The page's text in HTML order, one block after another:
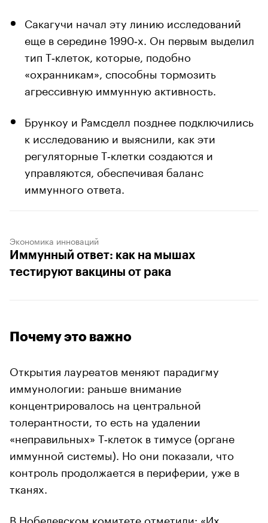
Сакагучи начал эту линию исследований
еще в середине 1990‑х. Он первым выделил
тип Т‑клеток, которые, подобно
«охранникам», способны тормозить
агрессивную иммунную активность.
Брункоу и Рамсделл позднее подключились
к исследованию и выяснили, как эти
регуляторные Т‑клетки создаются и
управляются, обеспечивая баланс
иммунного ответа.
Экономика инноваций
Иммунный ответ: как на мышах
тестируют вакцины от рака
Почему это важно
Открытия лауреатов меняют парадигму
иммунологии: раньше внимание
концентрировалось на центральной
толерантности, то есть на удалении
«неправильных» Т‑клеток в тимусе (органе
иммунной системы). Но они показали, что
контроль продолжается в периферии, уже в
тканях.
В Нобелевском комитете отметили: «Их